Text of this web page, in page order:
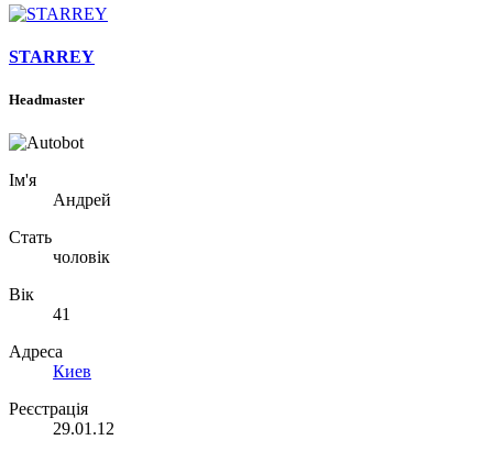
STARREY
Headmaster
Ім'я
Андрей
Стать
чоловік
Вік
41
Адреса
Киев
Реєстрація
29.01.12